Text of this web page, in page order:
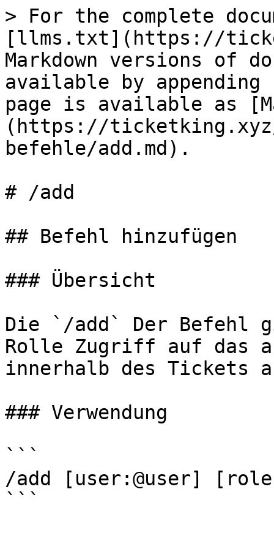
> For the complete
[llms.txt](https://
Markdown versions of
available by
page is available as
(https://
befehle/add.md).
# /add
## Befehl hinzufügen
### Übersicht
Die `/add` Der Befehl
Rolle Zugriff auf das
innerhalb des Tickets
### Verwendung
```
/add [user:@user]
```